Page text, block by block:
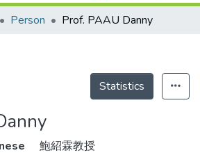
Person Prof. PAAU Danny
Statistics
鮑紹霖教授